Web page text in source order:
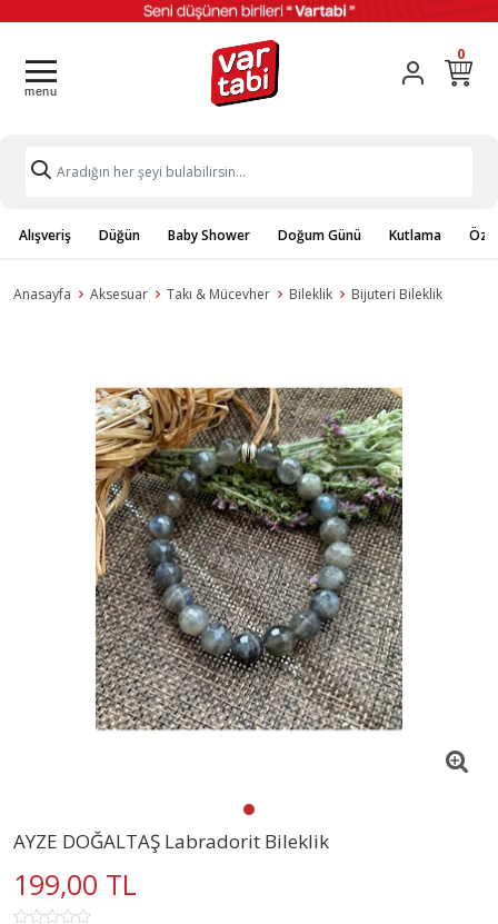
0
Alışveriş Düğün Baby Shower Doğum Günü Kutlama
Anasayfa Aksesuar Takı & Mücevher Bileklik Bijuteri Bileklik
AYZE DOĞALTAŞ Labradorit Bileklik
199,00 TL